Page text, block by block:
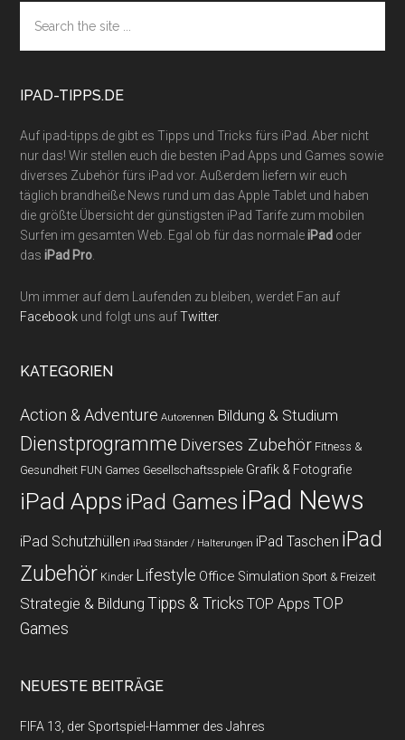
Footer
the
site
IPAD-TIPPS.DE
Auf ipad-tipps.de gibt es Tipps und Tricks fürs iPad. Aber nicht
nur das! Wir stellen euch die besten iPad Apps und Games sowie
diverses Zubehör fürs iPad vor. Außerdem liefern wir euch
täglich brandheiße News rund um das Apple Tablet und haben
die größte Übersicht der günstigsten iPad Tarife zum mobilen
Surfen im gesamten Web. Egal ob für das normaleiPad oder
dasiPad Pro
Um immer auf dem Laufenden zu bleiben, werdet Fan auf
Facebook und folgt uns aufTwitter.
KATEGORIEN
Action & Adventure Autorennen Bildung & Studium
Dienstprogramme Diverses Zubehör Fitness &
Gesundheit FUN Games Gesellschaftsspiele Grafik & Fotografie
iPad Apps iPad Games iPad News
iPad Schutzhüllen iPad Ständer / Halterungen iPad Taschen iPad
Zubehör Kinder Lifestyle Office Simulation Sport & Freizeit
Strategie & Bildung Tipps & Tricks TOP Apps TOP
Games
NEUESTE BEITRÄGE
FIFA 13, der Sportspiel-Hammer des Jahres